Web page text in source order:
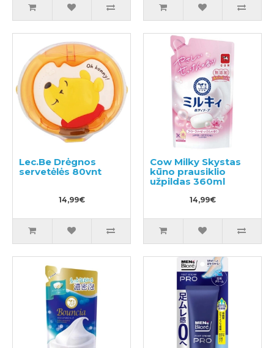
Lec.Be Drėgnos
servetėlės 80vnt
14,99€
Cow Milky Skystas
kūno prausiklio
užpildas 360ml
14,99€